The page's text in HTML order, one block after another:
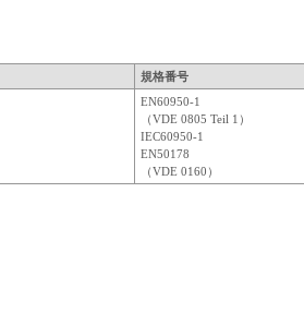
規格番号
EN60950-1
（VDE 0805 Teil 1）
IEC60950-1
EN50178
（VDE 0160）